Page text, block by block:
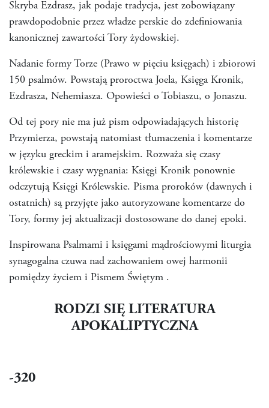
Skryba Ezdrasz, jak podaje tradycja, jest zobowiązany
prawdopodobnie przez władze perskie do zdefiniowania
kanonicznej zawartości Tory żydowskiej.
Nadanie formy Torze (Prawo w pięciu księgach) i zbiorowi
150 psalmów. Powstają proroctwa Joela, Księga Kronik,
Ezdrasza, Nehemiasza. Opowieści o Tobiaszu, o Jonaszu.
Od tej pory nie ma już pism odpowiadających historię
Przymierza, powstają natomiast tłumaczenia i komentarze
w języku greckim i aramejskim. Rozważa się czasy
królewskie i czasy wygnania: Księgi Kronik ponownie
odczytują Księgi Królewskie. Pisma proroków (dawnych i
ostatnich) są przyjęte jako autoryzowane komentarze do
Tory, formy jej aktualizacji dostosowane do danej epoki.
Inspirowana Psalmami i księgami mądrościowymi liturgia
synagogalna czuwa nad zachowaniem owej harmonii
pomiędzy życiem i Pismem Świętym .
RODZI SIĘ LITERATURA
APOKALIPTYCZNA
-320